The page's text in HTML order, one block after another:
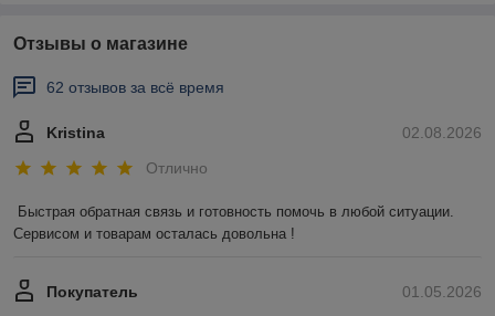
Отзывы о магазине
62 отзывов за всё время
02.08.2026
Kristina
Отлично
Быстрая обратная связь и готовность помочь в любой ситуации.
Сервисом и товарам осталась довольна !
01.05.2026
Покупатель